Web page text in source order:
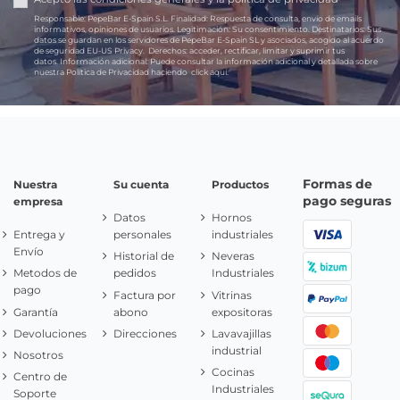
Responsable:PepeBar E-Spain S.L. Finalidad: Respuesta de consulta, envío de emails
informativos, opiniones de usuarios. Legitimación: Su consentimiento. Destinatarios: Sus
datos se guardan en los servidores de PepeBar E-Spain SL y asociados, acogido al acuerdo
de seguridad EU-US Privacy.
Derechos: acceder, rectificar, limitar y suprimir tus
datos. Información adicional:Puede consultar la información adicional y detallada sobre
nuestra Política de Privacidad haciendoclick aquí.
Nuestra
empresa
Entrega y
Envío
Metodos de
pago
Garantía
Devoluciones
Nosotros
Centro de
Soporte
Su cuenta
Datos
personales
Historial de
pedidos
Factura por
abono
Direcciones
Productos
Hornos
industriales
Neveras
Industriales
Vitrinas
expositoras
Lavavajillas
industrial
Cocinas
Industriales
Formas de
pago seguras